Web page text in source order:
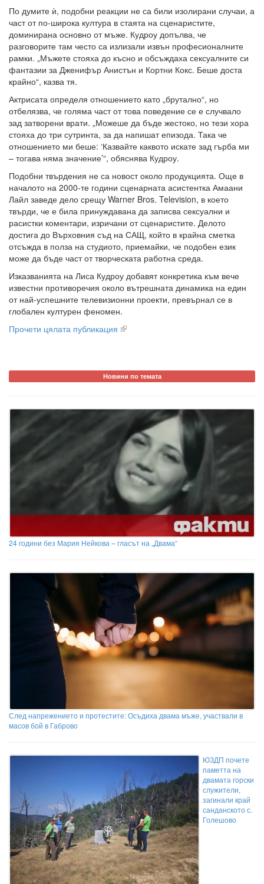
По думите ѝ, подобни реакции не са били изолирани случаи, а
част от по-широка култура в стаята на сценаристите,
доминирана основно от мъже. Кудроу допълва, че
разговорите там често са излизали извън професионалните
рамки. „Мъжете стояха до късно и обсъждаха сексуалните си
фантазии за Дженифър Анистън и Кортни Кокс. Беше доста
крайно“, казва тя.
Актрисата определя отношението като „брутално“, но
отбелязва, че голяма част от това поведение се е случвало
зад затворени врати. „Можеше да бъде жестоко, но тези хора
стояха до три сутринта, за да напишат епизода. Така че
отношението ми беше: ‘Казвайте каквото искате зад гърба ми
– тогава няма значение’“, обяснява Кудроу.
Подобни твърдения не са новост около продукцията. Още в
началото на 2000-те години сценарната асистентка Амаани
Лайл заведе дело срещу Warner Bros. Television, в което
твърди, че е била принуждавана да записва сексуални и
расистки коментари, изричани от сценаристите. Делото
достига до Върховния съд на САЩ, който в крайна сметка
отсъжда в полза на студиото, приемайки, че подобен език
може да бъде част от творческата работна среда.
Изказванията на Лиса Кудроу добавят конкретика към вече
известни противоречия около вътрешната динамика на един
от най-успешните телевизионни проекти, превърнал се в
глобален културен феномен.
Прочети цялата публикация
Новини по темата
24 години без Мария Нейкова – гласът на „Двама“
След напрежението и протестите: Осъдиха двама мъже, участвали в
масов бой в Габрово
ЮЗДП почете
паметта на
двамата горски
служители,
загинали край
санданското с.
Голешово